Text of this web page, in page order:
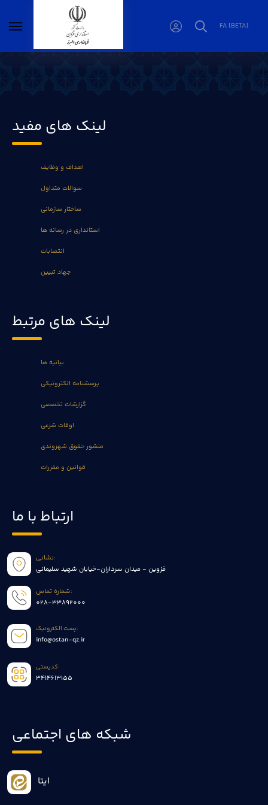
FA [BETA]
لینک های مفید
اهداف و وظایف
سوالات متداول
ساختار سازمانی
استانداری در رسانه ها
انتصابات
جهاد تبیین
لینک های مرتبط
بیانیه ها
پرسشنامه الکترونیکی
گزارشات تخصصی
اوقات شرعی
منشور حقوق شهروندی
قوانین و مقررات
ارتباط با ما
نشانی:
قزوین - میدان سرداران-خیابان شهید سلیمانی
شماره تماس:
028-33892000
پست الکترونیک:
info@ostan-qz.ir
کدپستی:
3414613155
شبکه های اجتماعی
ایتا